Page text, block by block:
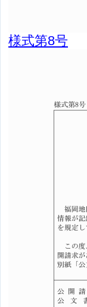
様式第8号